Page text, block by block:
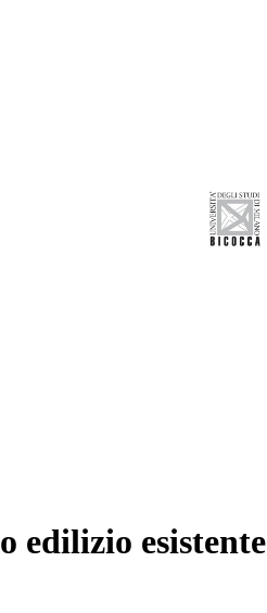
edilizio esistente